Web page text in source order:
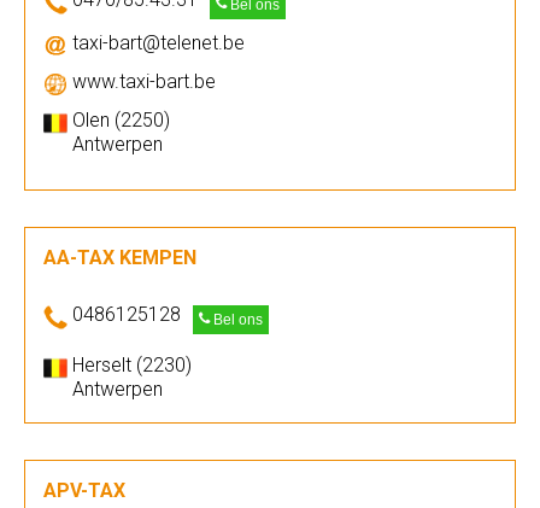
Bel ons
taxi-bart@telenet.be
www.taxi-bart.be
Olen (2250)
Antwerpen
AA-TAX KEMPEN
0486125128 Bel ons
Herselt (2230)
Antwerpen
APV-TAX